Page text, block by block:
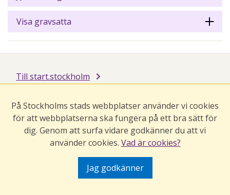
Visa gravsatta
Till start.stockholm
På Stockholms stads webbplatser använder vi cookies
för att webbplatserna ska fungera på ett bra sätt för
dig. Genom att surfa vidare godkänner du att vi
använder cookies. Vad är cookies?
Jag godkänner